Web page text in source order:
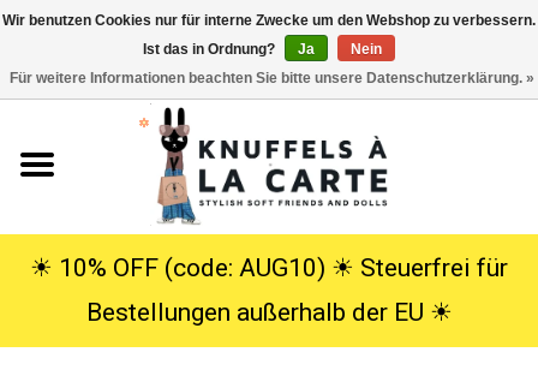
Kuscheltiere
☀︎ 10% OFF (code: AUG10) ☀︎ Steuerfrei für
Bestellungen außerhalb der EU ☀︎
Wir benutzen Cookies nur für interne Zwecke um den Webshop zu verbessern.
Ist das in Ordnung?
Ja
Nein
Für weitere Informationen beachten Sie bitte unsere Datenschutzerklärung. »